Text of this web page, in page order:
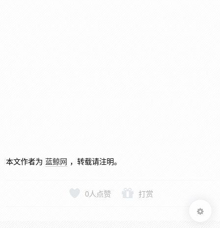
本文作者为 蓝鲸网 ，转载请注明。
0人点赞 打赏